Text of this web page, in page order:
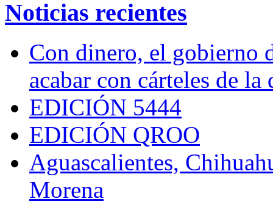
Noticias recientes
Con dinero, el gobierno
acabar con cárteles de la
EDICIÓN 5444
EDICIÓN QROO
Aguascalientes,
Morena